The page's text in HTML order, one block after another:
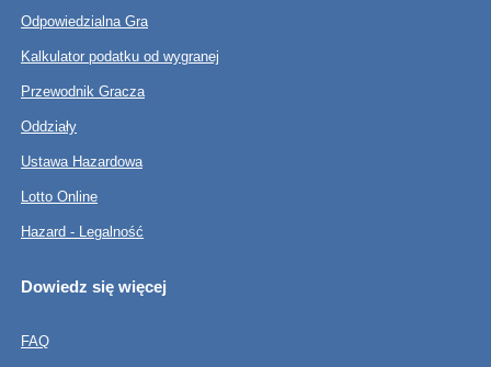
Odpowiedzialna Gra
Kalkulator podatku od wygranej
Przewodnik Gracza
Oddziały
Ustawa Hazardowa
Lotto Online
Hazard - Legalność
Dowiedz się więcej
FAQ